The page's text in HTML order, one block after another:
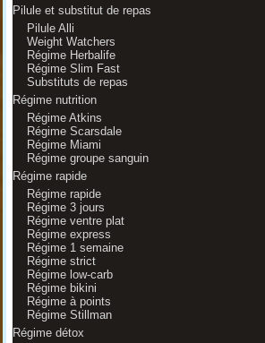
Pilule et substitut de repas
Pilule Alli
Weight Watchers
Régime Herbalife
Régime Slim Fast
Substituts de repas
Régime nutrition
Régime Atkins
Régime Scarsdale
Régime Miami
Régime groupe sanguin
Régime rapide
Régime rapide
Régime 3 jours
Régime ventre plat
Régime express
Régime 1 semaine
Régime strict
Régime low-carb
Régime bikini
Régime à points
Régime Stillman
Régime détox